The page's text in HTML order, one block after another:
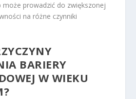
prowadzić do zwiększonej
na różne czynniki
BARIERY
W WIEKU